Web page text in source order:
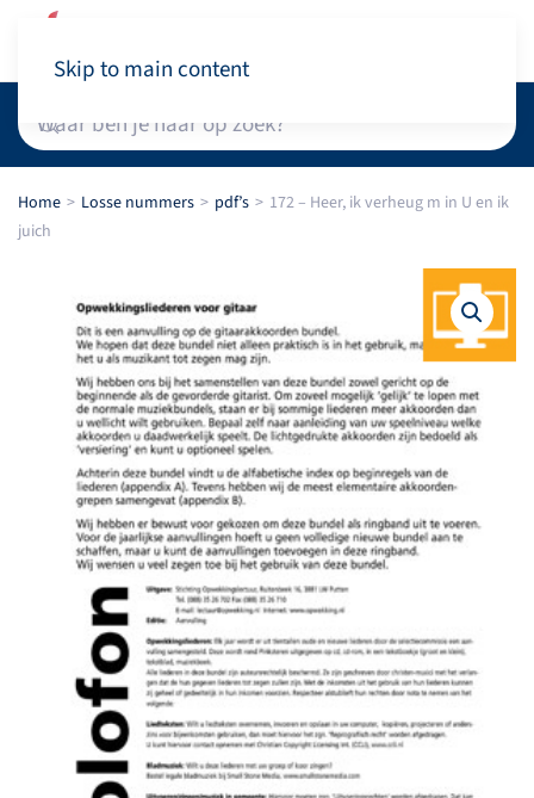
Skip to main content
Home Losse nummers pdf’s
172 – Heer, ik verheug m in U en ik
juich